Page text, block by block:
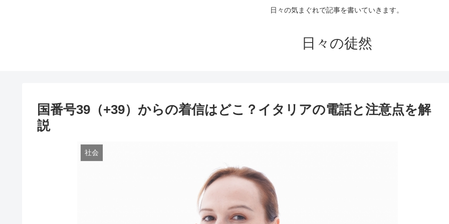
日々の気まぐれで記事を書いていきます。
日々の徒然
国番号39（+39）からの着信はどこ？イタリアの電話と注意点を解
説
社会